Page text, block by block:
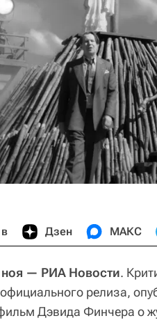
Дзен МАКС
— РИА Новости.
релиза,
Дэвида Финчера о